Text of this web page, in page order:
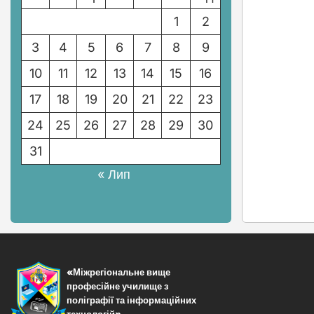
1
2
3
4 5 6 7 8
9
10
11 12 13 14 15
16
17
18 19 20 21 22
23
24
25 26 27 28 29
30
31
« Лип
«Міжрегіональне вище
професійне училище з
поліграфії та інформаційних